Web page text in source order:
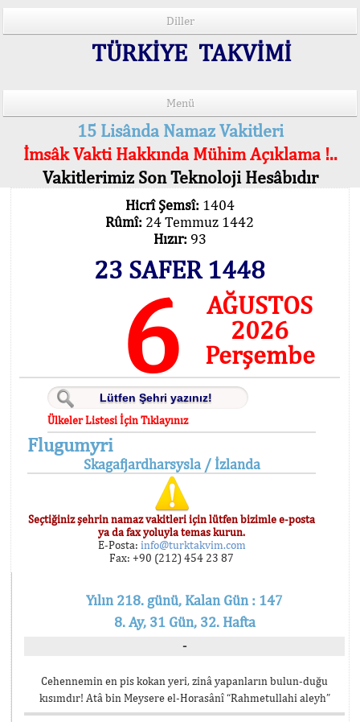
Diller
TÜRKİYE TAKVİMİ
Menü
15 Lisânda Namaz Vakitleri
İmsâk Vakti Hakkında Mühim Açıklama !..
Vakitlerimiz Son Teknoloji Hesâbıdır
Hicrî Şemsî: 1404
Rûmî: 24 Temmuz 1442
Hızır: 93
23 SAFER 1448
6
AĞUSTOS
2026
Perşembe
Ülkeler Listesi İçin Tıklayınız
Flugumyri
Skagafjardharsysla / İzlanda
Seçtiğiniz şehrin namaz vakitleri için lütfen bizimle e-posta
ya da fax yoluyla temas kurun.
E-Posta: info@turktakvim.com
Fax: +90 (212) 454 23 87
Yılın 218. günü, Kalan Gün : 147
8. Ay, 31 Gün, 32. Hafta
-
Cehennemin en pis kokan yeri, zinâ yapanların bulun-duğu
kısımdır! Atâ bin Meysere el-Horasânî “Rahmetullahi aleyh”